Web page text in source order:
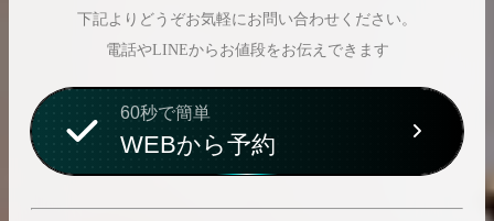
下記よりどうぞお気軽にお問い合わせください。
電話やLINEからお値段をお伝えできます
60秒で簡単
WEBから予約